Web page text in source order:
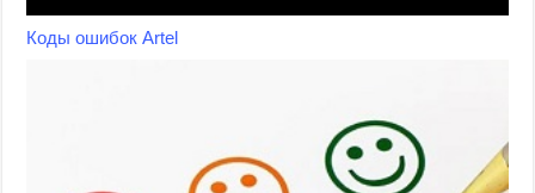
Коды ошибок Artel